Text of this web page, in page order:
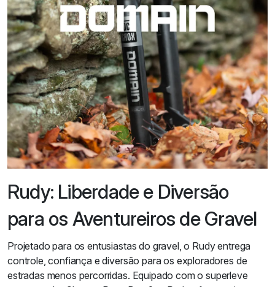
Rudy: Liberdade e Diversão
para os Aventureiros de Gravel
Projetado para os entusiastas do gravel, o Rudy entrega
controle, confiança e diversão para os exploradores de
estradas menos percorridas. Equipado com o superleve